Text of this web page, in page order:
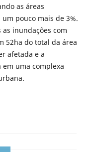
as áreas
pouco mais de 3%.
inundações com
52ha do total da área
afetada e a
uma complexa